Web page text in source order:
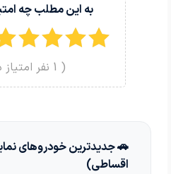
به این مطلب چه
(
1 نفر
🚗 جدیدترین خودروهای
اقساطی)